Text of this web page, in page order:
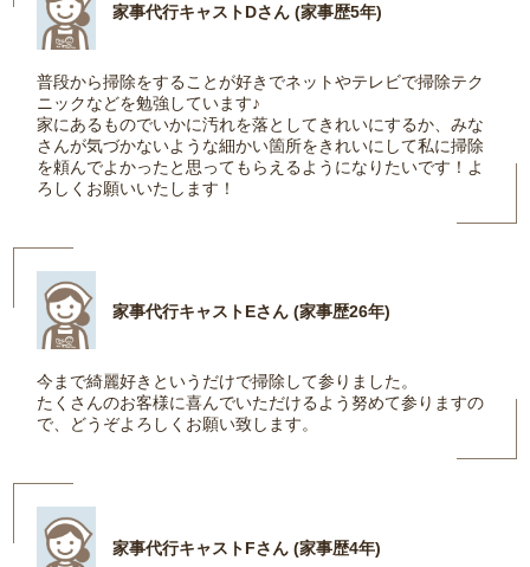
家事代行キャストDさん (家事歴5年)
普段から掃除をすることが好きでネットやテレビで掃除テク
ニックなどを勉強しています♪
家にあるものでいかに汚れを落としてきれいにするか、みな
さんが気づかないような細かい箇所をきれいにして私に掃除
を頼んでよかったと思ってもらえるようになりたいです！よ
ろしくお願いいたします！
家事代行キャストEさん (家事歴26年)
今まで綺麗好きというだけで掃除して参りました。
たくさんのお客様に喜んでいただけるよう努めて参りますの
で、どうぞよろしくお願い致します。
家事代行キャストFさん (家事歴4年)